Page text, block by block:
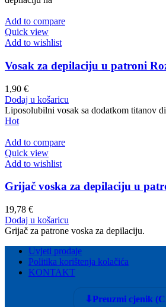
Add to compare
Quick view
Add to wishlist
Vosak za depilaciju u patroni
1,90 €
Dodaj u košaricu
Liposolubilni vosak sa dodatkom titanov
Hot
Add to compare
Quick view
Add to wishlist
Grijač voska za depilaciju u
19,78 €
Dodaj u košaricu
Grijač za patrone voska za depilaciju.
Uvjeti prodaje
Politika korištenja kolačića
KONTAKT
⬇Preuzmi cjenik